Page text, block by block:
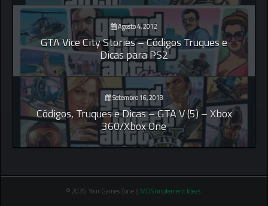
Agosto 4, 2012
GTA Vice City Stories – Códigos Truques e
Dicas para PS2
Setembro 16, 2013
Códigos, Truques e Dicas – GTA V (5) – Xbox
360/Xbox One
© 2026 Your Games Zone || MDS Implement Ideas